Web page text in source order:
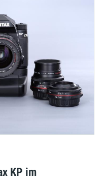
KP im